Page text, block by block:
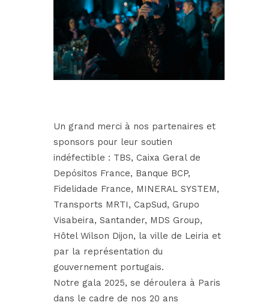
Un grand merci à nos partenaires et
sponsors pour leur soutien
indéfectible : TBS, Caixa Geral de
Depósitos France, Banque BCP,
Fidelidade France, MINERAL SYSTEM,
Transports MRTI, CapSud, Grupo
Visabeira, Santander, MDS Group,
Hôtel Wilson Dijon, la ville de Leiria et
par la représentation du
gouvernement portugais.
Notre gala 2025, se déroulera à Paris
dans le cadre de nos 20 ans